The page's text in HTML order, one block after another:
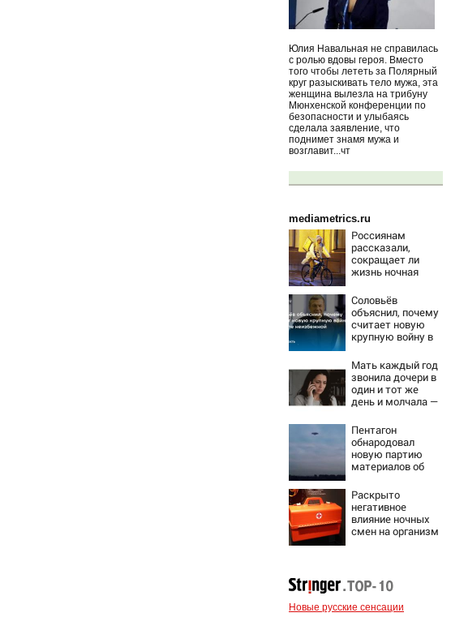
Юлия Навальная не справилась
с ролью вдовы героя. Вместо
того чтобы лететь за Полярный
круг разыскивать тело мужа, эта
женщина вылезла на трибуну
Мюнхенской конференции по
безопасности и улыбаясь
сделала заявление, что
поднимет знамя мужа и
возглавит...чт
mediametrics.ru
Россиянам
рассказали,
сокращает ли
жизнь ночная
Соловьёв
объяснил, почему
считает новую
крупную войну в
неизбежной
Мать каждый год
звонила дочери в
один и тот же
день и молчала —
раскрылась
слишком поздно:
история одной
семьи
Пентагон
обнародовал
новую партию
материалов об
Вести.ru
Раскрыто
негативное
влияние ночных
смен на организм
Новые русские сенсации